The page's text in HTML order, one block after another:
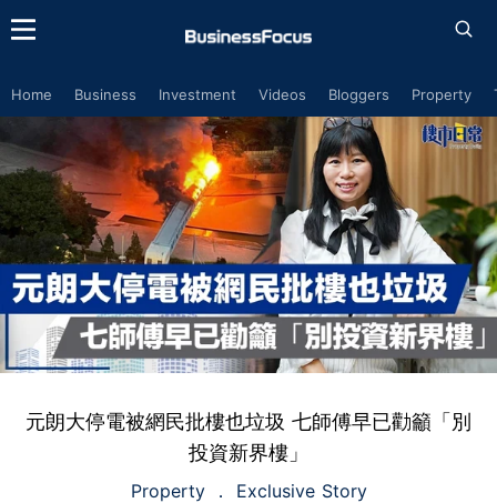
Home Business Investment Videos Bloggers Property
元朗大停電被網民批樓也垃圾 七師傅早已勸籲「別
投資新界樓」
Property Exclusive Story